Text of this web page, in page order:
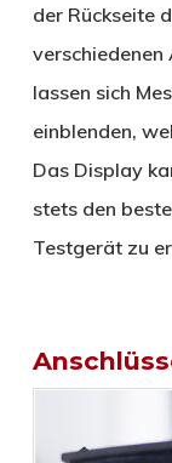
der Rückseite
verschiedenen
lassen sich
einblenden,
Das Display
stets den
Testgerät zu